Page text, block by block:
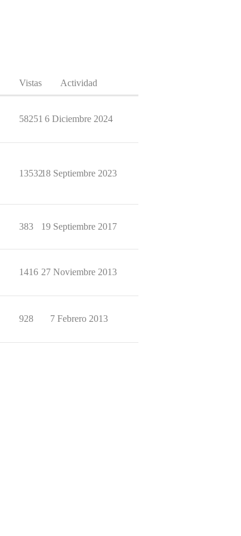
Vistas Actividad
58251 6 Diciembre 2024
1353218 Septiembre 2023
383 19 Septiembre 2017
1416 27 Noviembre 2013
928 7 Febrero 2013